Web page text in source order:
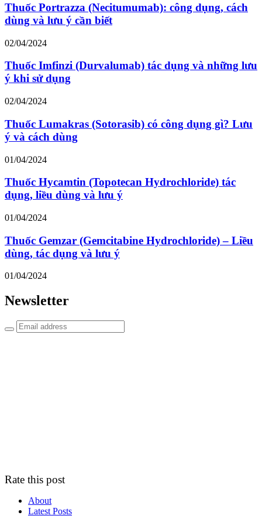
Thuốc Portrazza (Necitumumab): công dụng, cách
dùng và lưu ý cần biết
02/04/2024
Thuốc Imfinzi (Durvalumab) tác dụng và những lưu
ý khi sử dụng
02/04/2024
Thuốc Lumakras (Sotorasib) có công dụng gì? Lưu
ý và cách dùng
01/04/2024
Thuốc Hycamtin (Topotecan Hydrochloride) tác
dụng, liều dùng và lưu ý
01/04/2024
Thuốc Gemzar (Gemcitabine Hydrochloride) – Liều
dùng, tác dụng và lưu ý
01/04/2024
Newsletter
Rate this post
About
Latest Posts